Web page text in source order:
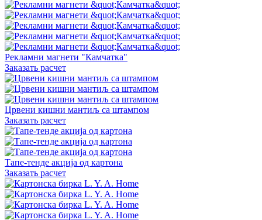
Рекламни магнети "Камчатка"
Заказать расчет
Црвени кишни мантиљ са штампом
Заказать расчет
Тапе-тенде акција од картона
Заказать расчет